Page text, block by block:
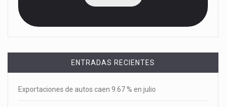
ENTRADAS RECIENTES
Exportaciones de autos caen 9.67 % en julio